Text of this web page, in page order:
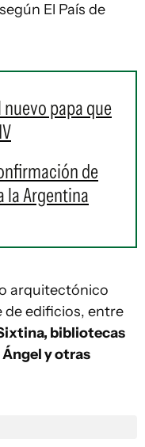
El País de
nuevo papa que
de
la Argentina
arquitectónico
de edificios, entre
bibliotecas
y otras